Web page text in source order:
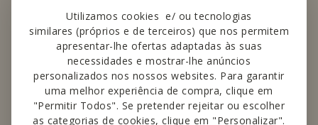
Utilizamos cookies e/ ou tecnologias
similares (próprios e de terceiros) que nos permitem
apresentar-lhe ofertas adaptadas às suas
necessidades e mostrar-lhe anúncios
personalizados nos nossos websites. Para garantir
uma melhor experiência de compra, clique em
"Permitir Todos". Se pretender rejeitar ou escolher
as categorias de cookies, clique em "Personalizar".
Wells
Parafarmácias com produtos e
serviços de saúde, beleza, bem-estar e
ótica.